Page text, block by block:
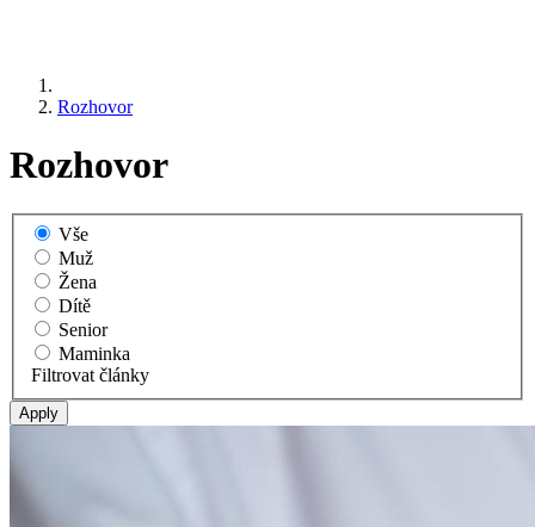
Rozhovor
Rozhovor
Vše
Muž
Žena
Dítě
Senior
Maminka
Filtrovat články